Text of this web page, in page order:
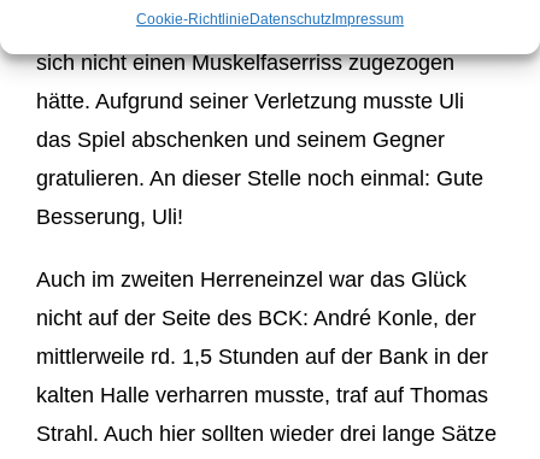
Cookie-RichtlinieDatenschutzImpressum
wer weiss, wie das Spiel geendet wäre, wenn Uli
sich nicht einen Muskelfaserriss zugezogen
hätte. Aufgrund seiner Verletzung musste Uli
das Spiel abschenken und seinem Gegner
gratulieren. An dieser Stelle noch einmal: Gute
Besserung, Uli!
Auch im zweiten Herreneinzel war das Glück
nicht auf der Seite des BCK: André Konle, der
mittlerweile rd. 1,5 Stunden auf der Bank in der
kalten Halle verharren musste, traf auf Thomas
Strahl. Auch hier sollten wieder drei lange Sätze